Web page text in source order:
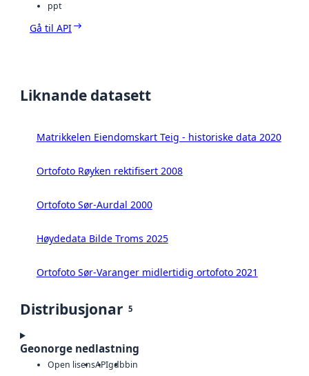
ppt
Gå til API
Liknande datasett
Matrikkelen Eiendomskart Teig - historiske data 2020
Ortofoto Røyken rektifisert 2008
Ortofoto Sør-Aurdal 2000
Høydedata Bilde Troms 2025
Ortofoto Sør-Varanger midlertidig ortofoto 2021
Distribusjonar 5
Geonorge nedlastning
Open lisensAPIgdbbin